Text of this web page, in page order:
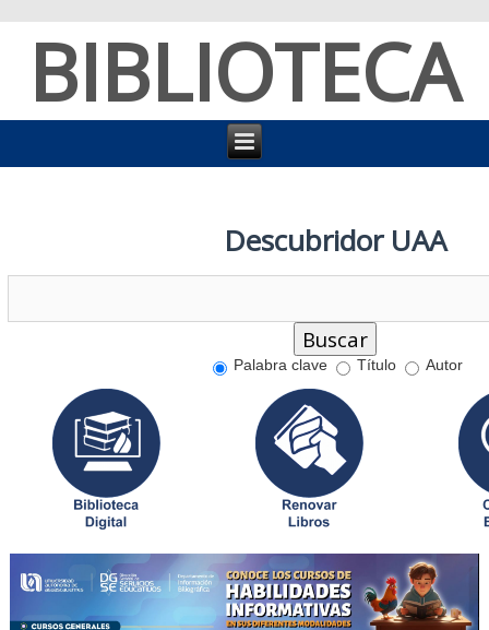
BIBLIOTECA
Descubridor UAA
Palabra clave Título Autor